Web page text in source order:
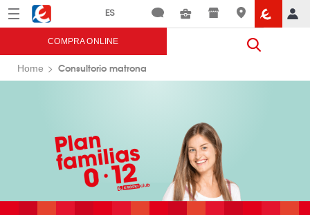
Menú Eroski
COMPRA ONLINE
Home Consultorio matrona